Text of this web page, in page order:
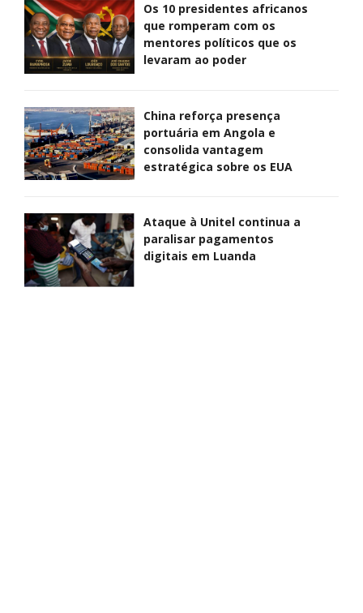
Os 10 presidentes africanos
que romperam com os
mentores políticos que os
levaram ao poder
China reforça presença
portuária em Angola e
consolida vantagem
estratégica sobre os EUA
Ataque à Unitel continua a
paralisar pagamentos
digitais em Luanda